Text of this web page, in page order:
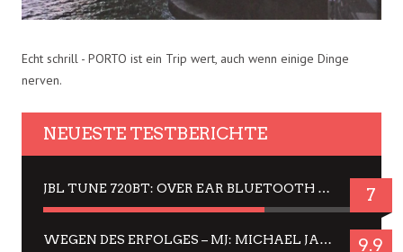
Echt schrill - PORTO ist ein Trip wert, auch wenn einige Dinge
nerven.
NEUESTE TESTBERICHTE
JBL TUNE 720BT: OVER EAR BLUETOOTH KOPFHÖRER UM DIE 50,-€ IM DAUER-TEST 7
WEGEN DES ERFOLGES – MJ: MICHAEL JACKSON MUSICAL IN EINER MATINEE SEHEN 9.9